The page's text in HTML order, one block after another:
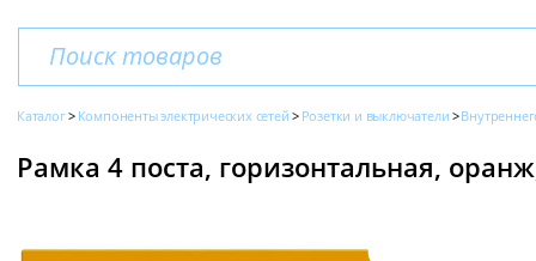
Каталог Компоненты электрических сетей Розетки и выключатели
Рамка 4 поста, горизонтальная,